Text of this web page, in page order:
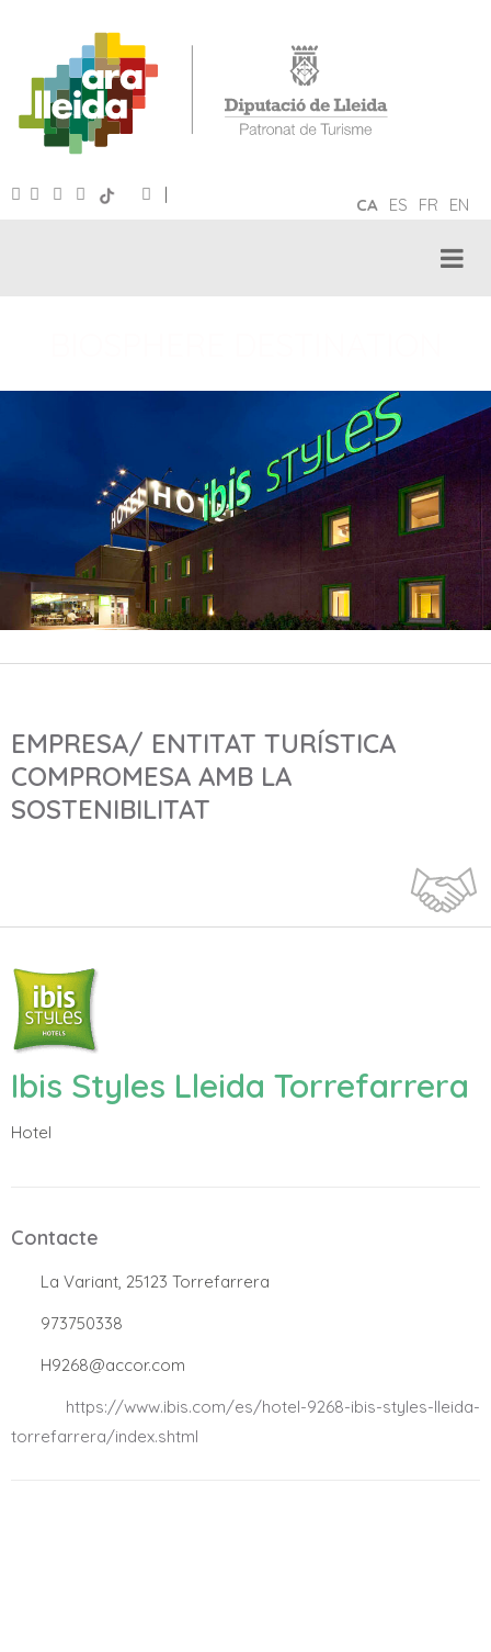
CA ES FR EN
|
EMPRESA/ ENTITAT TURÍSTICA
COMPROMESA AMB LA
SOSTENIBILITAT
Ibis Styles Lleida Torrefarrera
Hotel
Contacte
La Variant, 25123 Torrefarrera
973750338
H9268@accor.com
https://www.ibis.com/es/hotel-9268-ibis-styles-lleida-
torrefarrera/index.shtml